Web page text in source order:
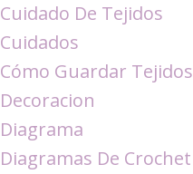
Cuidado De Tejidos
Cuidados
Cómo Guardar Tejidos
Decoracion
Diagrama
Diagramas De Crochet